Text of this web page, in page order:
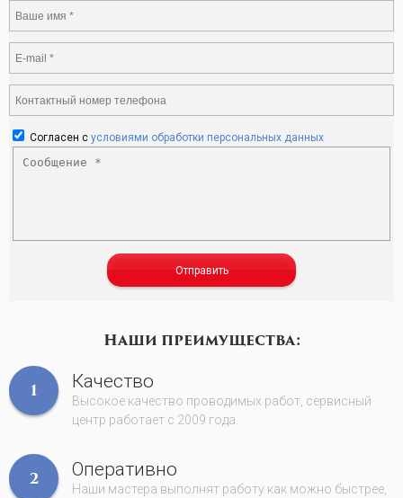
Согласен с условиями обработки персональных данных
Отправить
Наши преимущества:
1 Качество
Высокое качество проводимых работ, сервисный
центр работает с 2009 года.
2 Оперативно
Наши мастера выполнят работу как можно быстрее,